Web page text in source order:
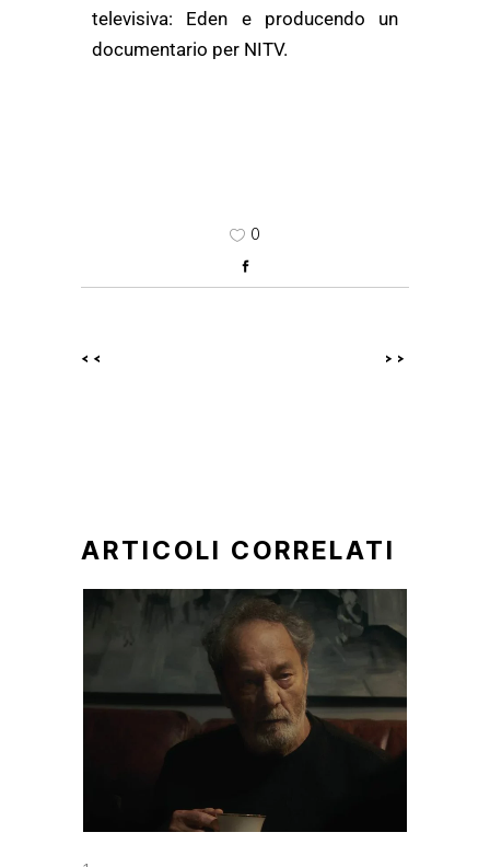
televisiva: Eden e producendo un
documentario per NITV.
0
<< >>
ARTICOLI CORRELATI